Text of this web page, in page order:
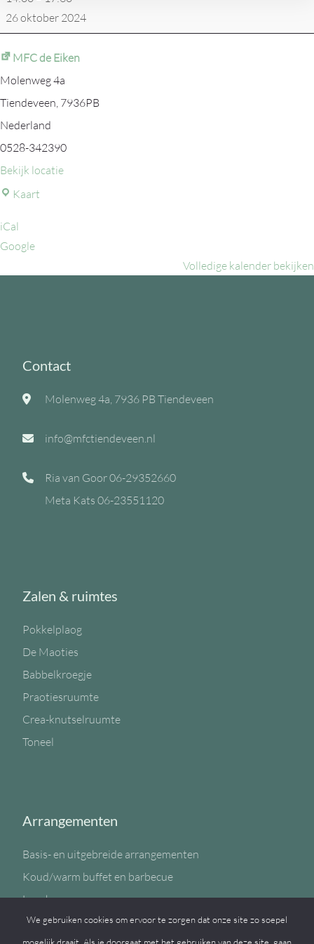
26 oktober 2024
MFC de Eiken
Molenweg 4a
Tiendeveen, 7936PB
Nederland
0528-342390
Bekijk locatie
Kaart
iCal
Google
Volledige kalender bekijken
Contact
Molenweg 4a, 7936 PB Tiendeveen
info@mfctiendeveen.nl
Ria van Goor06-29352660
Meta Kats 06-23551120
Zalen & ruimtes
Pokkelplaog
De Maoties
Babbelkroegje
Praotiesruumte
Crea-knutselruumte
Toneel
Arrangementen
Basis- en uitgebreide arrangementen
Koud/warm buffet en barbecue
Lunch
Sportzaal
We gebruiken cookies om ervoor te zorgen dat onze site zo soepel